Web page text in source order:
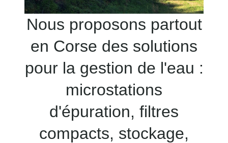
Nous proposons partout
en Corse des solutions
pour la gestion de l'eau :
microstations
d'épuration, filtres
compacts, stockage,